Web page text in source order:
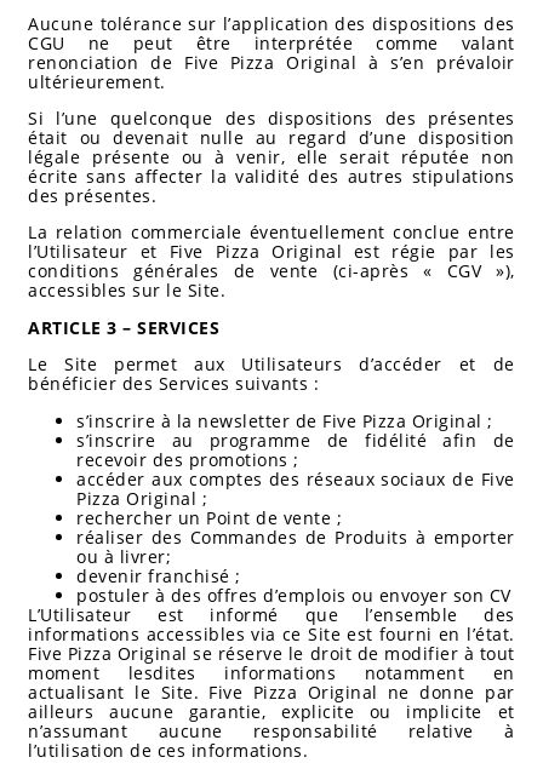
Aucune tolérance sur l’application des dispositions des
CGU ne peut être interprétée comme valant
renonciation de Five Pizza Original à s’en prévaloir
ultérieurement.
Si l’une quelconque des dispositions des présentes
était ou devenait nulle au regard d’une disposition
légale présente ou à venir, elle serait réputée non
écrite sans affecter la validité des autres stipulations
des présentes.
La relation commerciale éventuellement conclue entre
l’Utilisateur et Five Pizza Original est régie par les
conditions générales de vente (ci-après « CGV »),
accessibles sur le Site.
ARTICLE 3 – SERVICES
Le Site permet aux Utilisateurs d’accéder et de
bénéficier des Services suivants :
s’inscrire à la newsletter de Five Pizza Original ;
s’inscrire au programme de fidélité afin de
recevoir des promotions ;
accéder aux comptes des réseaux sociaux de Five
Pizza Original ;
rechercher un Point de vente ;
réaliser des Commandes de Produits à emporter
ou à livrer;
devenir franchisé ;
postuler à des offres d’emplois ou envoyer son CV
L’Utilisateur est informé que l’ensemble des
informations accessibles via ce Site est fourni en l’état.
Five Pizza Original se réserve le droit de modifier à tout
moment lesdites informations notamment en
actualisant le Site. Five Pizza Original ne donne par
ailleurs aucune garantie, explicite ou implicite et
n’assumant aucune responsabilité relative à
l’utilisation de ces informations.